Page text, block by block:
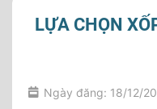
LỰA CHỌN
Ngày đăng: 18/12/